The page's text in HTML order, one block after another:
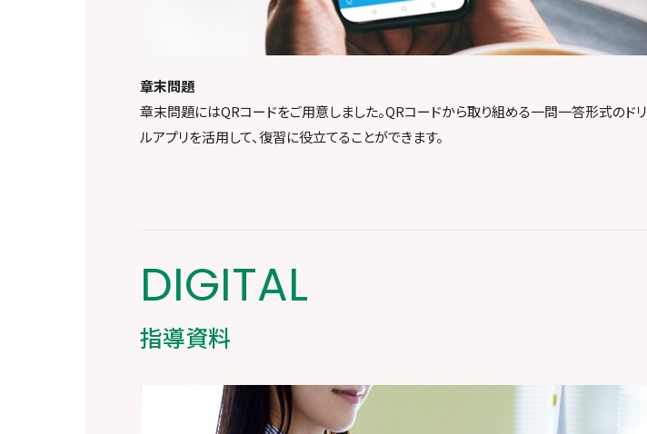
章末問題
章末問題にはQRコードをご用意しました。QRコードから取り組める一問一答形式のドリ
ルアプリを活用して、復習に役立てることができます。
DIGITAL
指導資料